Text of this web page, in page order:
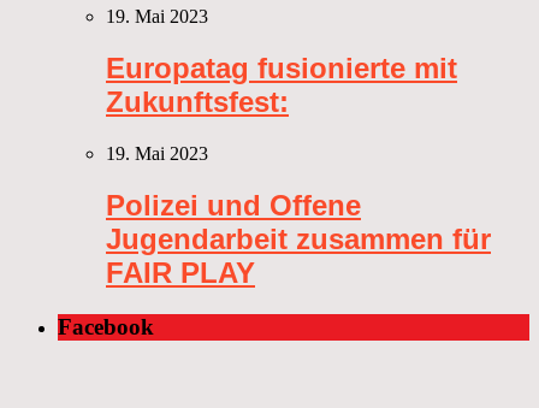
19. Mai 2023
Europatag fusionierte mit
Zukunftsfest:
19. Mai 2023
Polizei und Offene
Jugendarbeit zusammen für
FAIR PLAY
Facebook